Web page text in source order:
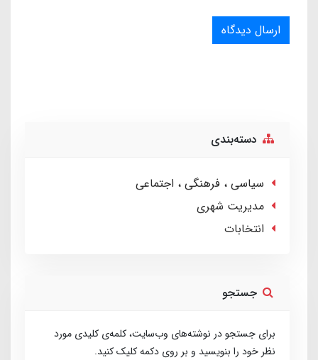
ارسال دیدگاه
دسته‌بندی
سیاسی ، فرهنگی ، اجتماعی
مدیریت شهری
انتخابات
جستجو
برای جستجو در نوشته‌های وب‌سایت، کلمه‌ی کلیدی مورد
نظر خود را بنویسید و بر روی دکمه کلیک کنید.